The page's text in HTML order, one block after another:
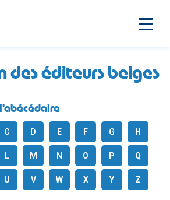
des éditeurs belges
C D E F G H
L M N O P Q
U V W X Y Z